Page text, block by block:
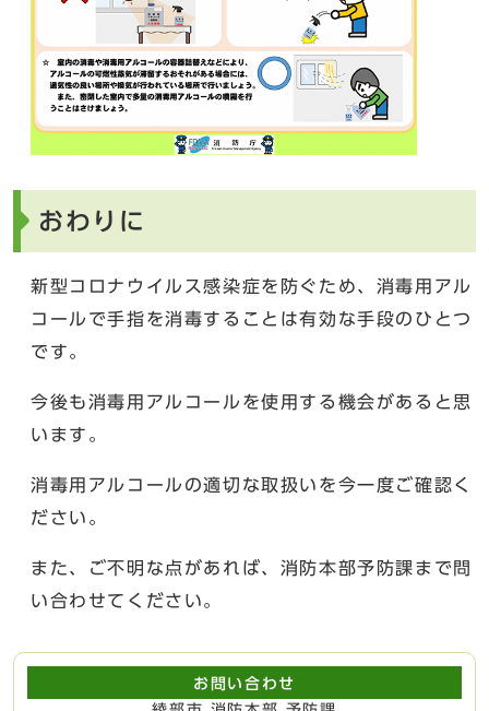
おわりに
新型コロナウイルス感染症を防ぐため、消毒用アル
コールで手指を消毒することは有効な手段のひとつ
です。
今後も消毒用アルコールを使用する機会があると思
います。
消毒用アルコールの適切な取扱いを今一度ご確認く
ださい。
また、ご不明な点があれば、消防本部予防課まで問
い合わせてください。
お問い合わせ